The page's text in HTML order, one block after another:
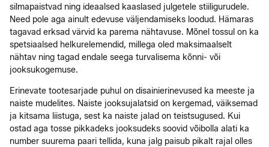
silmapaistvad ning ideaalsed kaaslased julgetele stiiligurudele.
Need pole aga ainult edevuse väljendamiseks loodud. Hämaras
tagavad erksad värvid ka parema nähtavuse. Mõnel tossul on ka
spetsiaalsed helkurelemendid, millega oled maksimaalselt
nähtav ning tagad endale seega turvalisema kõnni- või
jooksukogemuse.
Erinevate tootesarjade puhul on disainierinevused ka meeste ja
naiste mudelites. Naiste jooksujalatsid on kergemad, väiksemad
ja kitsama liistuga, sest ka naiste jalad on teistsugused. Kui
ostad aga tosse pikkadeks jooksudeks soovid võibolla alati ka
number suurema paari tellida, kuna jalg paisub pikalt rajal olles